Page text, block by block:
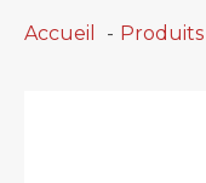
Accueil Produits